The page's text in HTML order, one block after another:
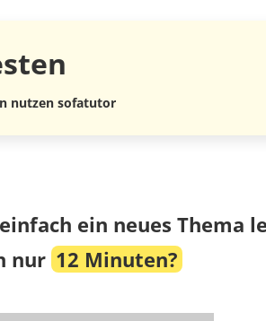
nutzen sofatutor
ein neues Thema
nur 12 Minuten?